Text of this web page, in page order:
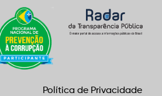
Política de Privacidade